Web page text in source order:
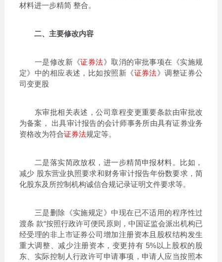
材料进一步精简 整合。
二、主要修改内容
一是修改新《证券法》取消的审批事项在《实施规
定》中的相应表述，比如按照新《证券法》调整证券公
司变更股
东审批相关表述，公司章程变更重要条款由审批改
为备案， 出具审计报告的会计师事务所由具有证券业务
资格改为符合证券法规定等。
二是落实简政放权，进一步精简申报材料。比如，
减少 股东营业执照要求和财务审计报告年份数要求，简
化股东及所控制机构诚信合规记录证明文件要求等。
三是删除《实施规定》中现在已不适用的程序性过
渡条 款“按照行政许可便民原则，中国证监会派出机构已
经受理的非上市证券公司增加注册资本且股权结构发生
重大调整、减少注册资本，变更持有 5%以上股权的股
东、实际控制人行政许可申请事项，申请人应当按照本